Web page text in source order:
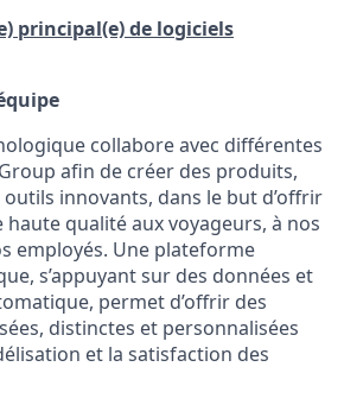
principal(e) de logiciels
collabore avec différentes
afin de créer des produits,
outils innovants, dans le but d’offrir
haute qualité aux voyageurs, à nos
employés. Une plateforme
s’appuyant sur des données et
permet d’offrir des
distinctes et personnalisées
et la satisfaction des